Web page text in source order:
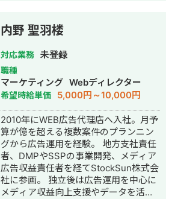
内野 聖羽楼
対応業務 未登録
職種
マーケティング Webディレクター
希望時給単価 5,000円～10,000円
2010年にWEB広告代理店へ入社。月予
算が億を超える複数案件のプランニン
グから広告運用を経験。 地方支社責任
者、DMPやSSPの事業開発、メディア
広告収益責任者を経てStockSun株式会
社に参画。 独立後は広告運用を中心に
メディア収益向上支援やデータを活用